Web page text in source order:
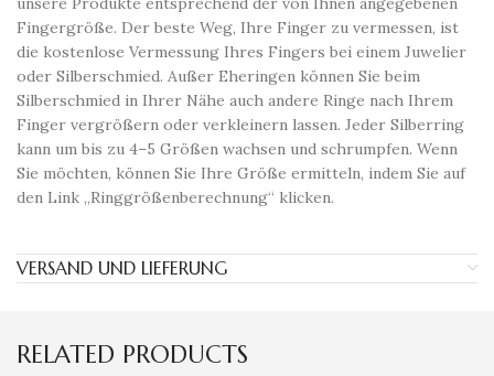
Fingergröße. Der beste Weg, Ihre Finger zu vermessen, ist
die kostenlose Vermessung Ihres Fingers bei einem Juwelier
oder Silberschmied. Außer Eheringen können Sie beim
Silberschmied in Ihrer Nähe auch andere Ringe nach Ihrem
Finger vergrößern oder verkleinern lassen. Jeder Silberring
kann um bis zu 4–5 Größen wachsen und schrumpfen. Wenn
Sie möchten, können Sie Ihre Größe ermitteln, indem Sie auf
den Link „Ringgrößenberechnung“ klicken.
VERSAND UND LIEFERUNG
RELATED PRODUCTS